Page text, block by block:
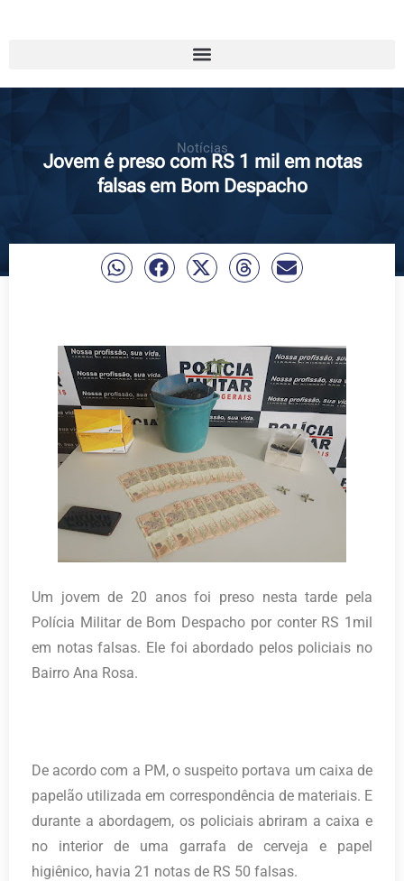
Notícias
Jovem é preso com RS 1 mil em notas
falsas em Bom Despacho
Um jovem de 20 anos foi preso nesta tarde pela
Polícia Militar de Bom Despacho por conter RS 1mil
em notas falsas. Ele foi abordado pelos policiais no
Bairro Ana Rosa.
De acordo com a PM, o suspeito portava um caixa de
papelão utilizada em correspondência de materiais. E
durante a abordagem, os policiais abriram a caixa e
no interior de uma garrafa de cerveja e papel
higiênico, havia 21 notas de RS 50 falsas.